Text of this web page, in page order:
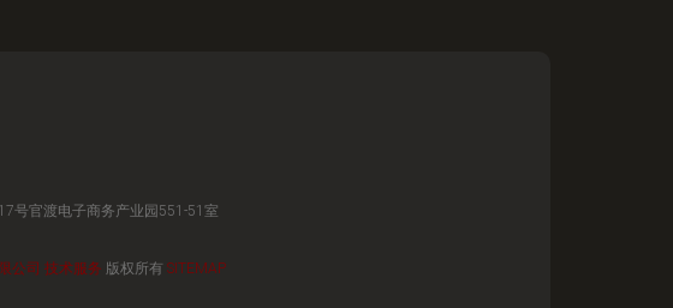
号官渡电子商务产业园551-51室
公司 技术服务 版权所有 SITEMAP